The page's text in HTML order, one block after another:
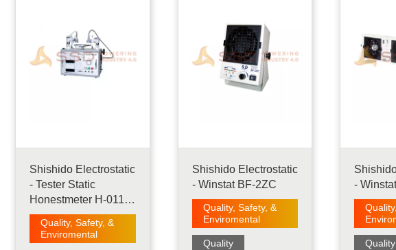
mengukur difusi statis
dalam material.
Perangkat ini digunakan
untuk mengisi.....
Untuk
Shishido Electrostatic
- Tester Static
Honestmeter H-0110-
S4
Quality, Safety, &
Enviromental
Shishido Electrostatic
- Winstat BF-2ZC
Quality, Safety, &
Enviromental
Quality
-
Quality